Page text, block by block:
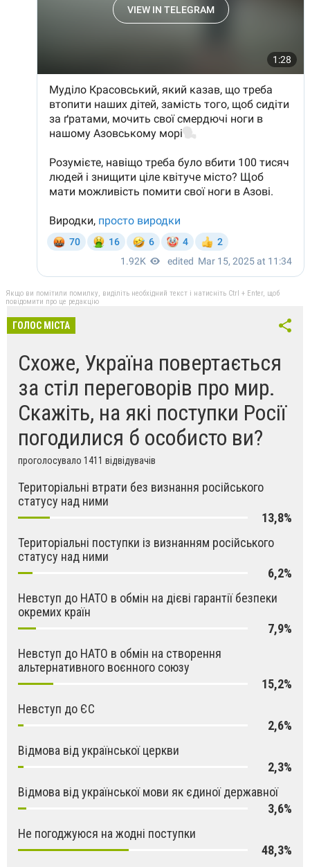
Якщо ви помітили помилку, виділіть необхідний текст і натисніть Ctrl + Enter, щоб
повідомити про це редакцію
ГОЛОС МІСТА
Схоже, Україна повертається
за стіл переговорів про мир.
Скажіть, на які поступки Росії
погодилися б особисто ви?
проголосувало 1411 відвідувачів
Територіальні втрати без визнання російського
статусу над ними
13,8%
Територіальні поступки із визнанням російського
статусу над ними
6,2%
Невступ до НАТО в обмін на дієві гарантії безпеки
окремих країн
7,9%
Невступ до НАТО в обмін на створення
альтернативного воєнного союзу
15,2%
Невступ до ЄС
2,6%
Відмова від української церкви
2,3%
Відмова від української мови як єдиної державної
3,6%
Не погоджуюся на жодні поступки
48,3%